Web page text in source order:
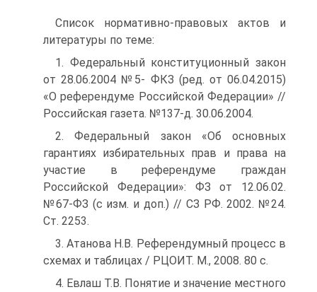
Список нормативно-правовых актов и
литературы по теме:
1. Федеральный конституционный закон
от 28.06.2004 №5- ФКЗ (ред. от 06.04.2015)
«О референдуме Российской Федерации» //
Российская газета. №137-д. 30.06.2004.
2. Федеральный закон «Об основных
гарантиях избирательных прав и права на
участие в референдуме граждан
Российской Федерации»: ФЗ от 12.06.02.
№67-ФЗ (с изм. и доп.) // СЗ РФ. 2002. №24.
Ст. 2253.
3. Атанова Н.В. Референдумный процесс в
схемах и таблицах / РЦОИТ. М., 2008. 80 с.
4. Евлаш Т.В. Понятие и значение местного